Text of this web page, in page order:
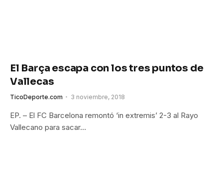
El Barça escapa con los tres puntos de
Vallecas
TicoDeporte.com 3 noviembre, 2018
EP. – El FC Barcelona remontó ‘in extremis’ 2-3 al Rayo
Vallecano para sacar…